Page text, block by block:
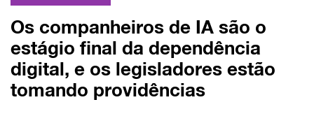
Os companheiros de IA são o
estágio final da dependência
digital, e os legisladores estão
tomando providências